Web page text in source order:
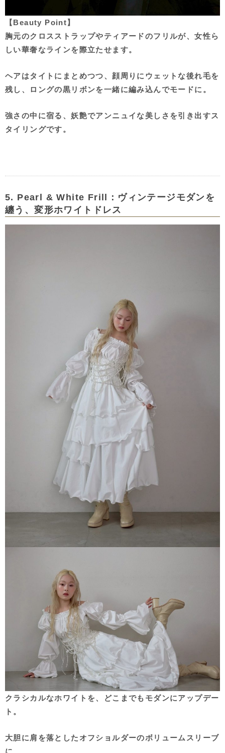
【Beauty Point】
胸元のクロスストラップやティアードのフリルが、女性ら
しい華奢なラインを際立たせます。
ヘアはタイトにまとめつつ、顔周りにウェットな後れ毛を
残し、ロングの黒リボンを一緒に編み込んでモードに。
強さの中に宿る、妖艶でアンニュイな美しさを引き出すス
タイリングです。
5. Pearl & White Frill：ヴィンテージモダンを
纏う、変形ホワイトドレス
クラシカルなホワイトを、どこまでもモダンにアップデー
ト。
大胆に肩を落としたオフショルダーのボリュームスリーブ
に、